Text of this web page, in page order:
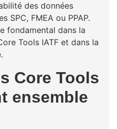
des données
SPC, FMEA ou PPAP.
fondamental dans la
Tools IATF et dans la
Core Tools
ensemble